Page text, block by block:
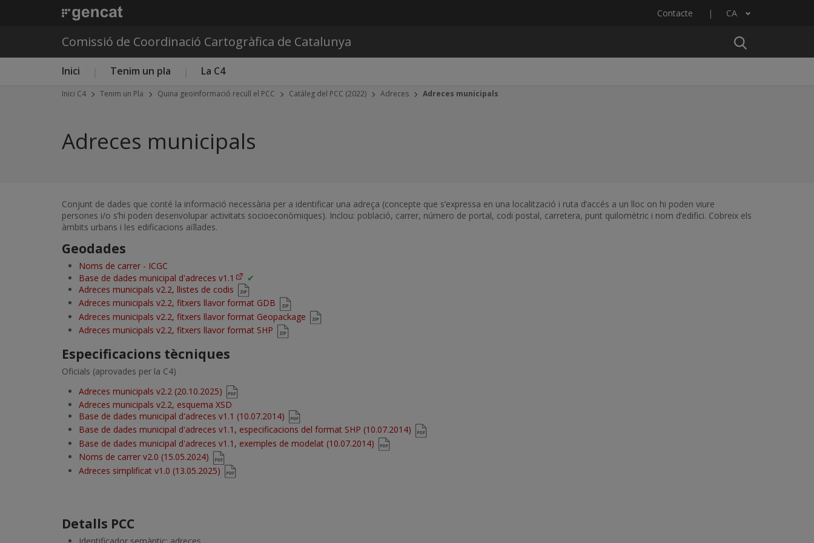
Contacte CA
Llista les accions addicionals
Comissió de Coordinació Cartogràfica de Catalunya
Menú principal C4
Inici Tenim un pla La C4
Inici C4 Tenim un Pla Quina geoinformació recull el PCC Catàleg del PCC (2022) Adreces Adreces municipals
Adreces municipals
Conjunt de dades que conté la informació necessària per a identificar una adreça (concepte que s’expressa en una localització i ruta d’accés a un lloc on hi poden viure
persones i/o s’hi poden desenvolupar activitats socioeconòmiques). Inclou: població, carrer, número de portal, codi postal, carretera, punt quilomètric i nom d’edifici. Cobreix els
àmbits urbans i les edificacions aïllades.
Geodades
Noms de carrer - ICGC
Base de dades municipal d'adreces v1.1
✔
Adreces municipals v2.2, llistes de codis
Adreces municipals v2.2, fitxers llavor format GDB
Adreces municipals v2.2, fitxers llavor format Geopackage
Adreces municipals v2.2, fitxers llavor format SHP
Especificacions tècniques
Oficials (aprovades per la C4)
Adreces municipals v2.2 (20.10.2025)
Adreces municipals v2.2, esquema XSD
Base de dades municipal d'adreces v1.1 (10.07.2014)
Base de dades municipal d'adreces v1.1, especificacions del format SHP (10.07.2014)
Base de dades municipal d'adreces v1.1, exemples de modelat (10.07.2014)
Noms de carrer v2.0 (15.05.2024)
Adreces simplificat v1.0 (13.05.2025)
Detalls PCC